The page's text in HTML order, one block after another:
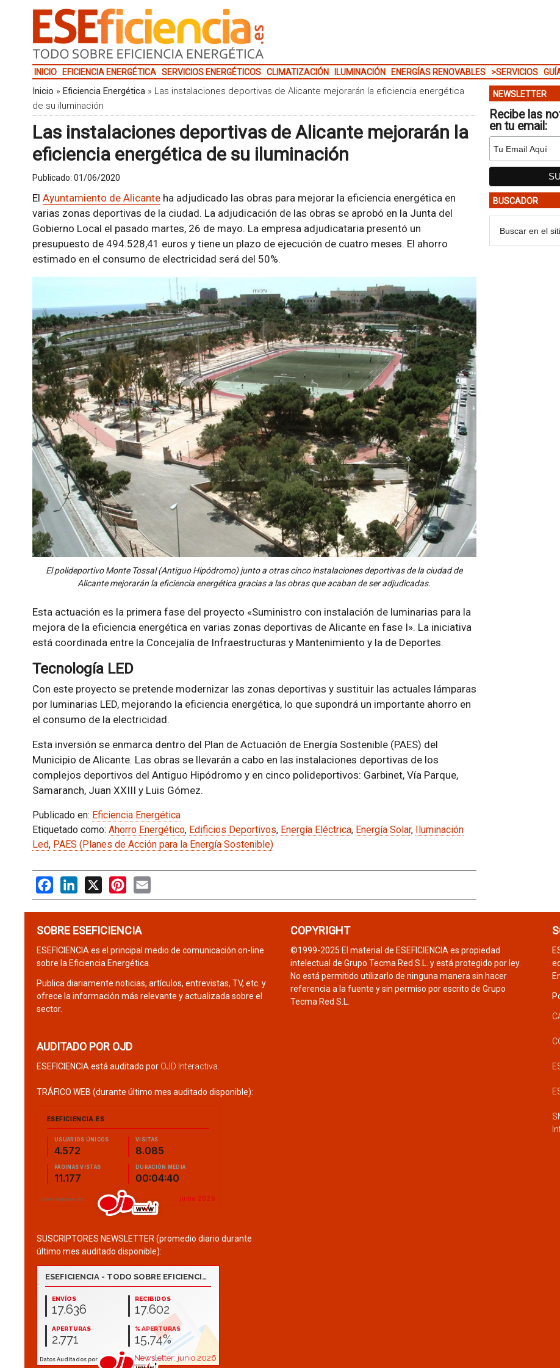
INICIO EFICIENCIA ENERGÉTICA SERVICIOS ENERGÉTICOS CLIMATIZACIÓN ILUMINACIÓN ENERGÍAS RENOVABLES >SERVICIOS
Inicio » Eficiencia Energética» Las instalaciones deportivas de Alicante mejorarán la eficiencia energética
de su iluminación
Las instalaciones deportivas de Alicante mejorarán la
eficiencia energética de su iluminación
Publicado: 01/06/2020
El Ayuntamiento de Alicanteha adjudicado las obras para mejorar la eficiencia energética en
varias zonas deportivas de la ciudad. La adjudicación de las obras se aprobó en la Junta del
Gobierno Local el pasado martes, 26 de mayo. La empresa adjudicataria presentó un
presupuesto de 494.528,41 euros y tiene un plazo de ejecución de cuatro meses. El ahorro
estimado en el consumo de electricidad será del 50%.
El polideportivo Monte Tossal (Antiguo Hipódromo) junto a otras cinco instalaciones deportivas de la ciudad de
Alicante mejorarán la eficiencia energética gracias a las obras que acaban de ser adjudicadas.
Esta actuación es la primera fase del proyecto «Suministro con instalación de luminarias para la
mejora de la eficiencia energética en varias zonas deportivas de Alicante en fase I». La iniciativa
está coordinada entre la Concejalía de Infraestructuras y Mantenimiento y la de Deportes.
Tecnología LED
Con este proyecto se pretende modernizar las zonas deportivas y sustituir las actuales lámparas
por luminarias LED, mejorando la eficiencia energética, lo que supondrá un importante ahorro en
el consumo de la electricidad.
Esta inversión se enmarca dentro del Plan de Actuación de Energía Sostenible (PAES) del
Municipio de Alicante. Las obras se llevarán a cabo en las instalaciones deportivas de los
complejos deportivos del Antiguo Hipódromo y en cinco polideportivos: Garbinet, Vía Parque,
Samaranch, Juan XXIII y Luis Gómez.
Publicado en: Eficiencia Energética
Etiquetado como: Ahorro Energético, Edificios Deportivos, Energía Eléctrica, Energía Solar, Iluminación
Led, PAES (Planes de Acción para la Energía Sostenible)
FacebookLinkedIn
X PinterestEmail
NEWSLETTER
Recibe las
en tu email:
BUSCADOR
SOBRE ESEFICIENCIA
ESEFICIENCIA es el principal medio de comunicación on-line
sobre la Eficiencia Energética.
Publica diariamente noticias, artículos, entrevistas, TV, etc. y
ofrece la información más relevante y actualizada sobre el
sector.
AUDITADO POR OJD
ESEFICIENCIA está auditado por OJD Interactiva
TRÁFICO WEB (durante último mes auditado disponible):
SUSCRIPTORES NEWSLETTER (promedio diario durante
último mes auditado disponible):
COPYRIGHT
©1999-2025 El material de ESEFICIENCIA es propiedad
intelectual de Grupo Tecma Red S.L. y está protegido por ley.
No está permitido utilizarlo de ninguna manera sin hacer
referencia a la fuente y sin permiso por escrito de Grupo
Tecma Red S.L.